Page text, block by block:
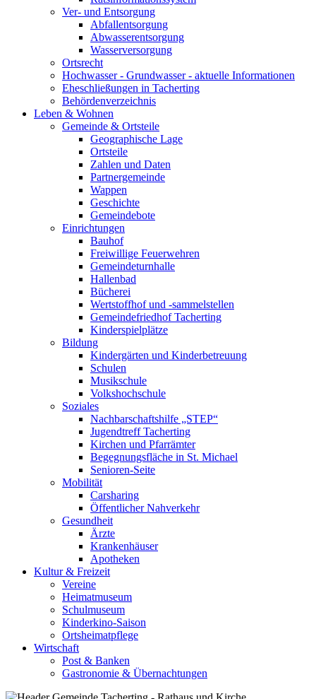
Ver- und Entsorgung
Abfallentsorgung
Abwasserentsorgung
Wasserversorgung
Ortsrecht
Hochwasser - Grundwasser - aktuelle Informationen
Eheschließungen in Tacherting
Behördenverzeichnis
Leben & Wohnen
Gemeinde & Ortsteile
Geographische Lage
Ortsteile
Zahlen und Daten
Partnergemeinde
Wappen
Geschichte
Gemeindebote
Einrichtungen
Bauhof
Freiwillige Feuerwehren
Gemeindeturnhalle
Hallenbad
Bücherei
Wertstoffhof und -sammelstellen
Gemeindefriedhof Tacherting
Kinderspielplätze
Bildung
Kindergärten und Kinderbetreuung
Schulen
Musikschule
Volkshochschule
Soziales
Nachbarschaftshilfe „STEP“
Jugendtreff Tacherting
Kirchen und Pfarrämter
Begegnungsfläche in St. Michael
Senioren-Seite
Mobilität
Carsharing
Öffentlicher Nahverkehr
Gesundheit
Ärzte
Krankenhäuser
Apotheken
Kultur & Freizeit
Vereine
Heimatmuseum
Schulmuseum
Kinderkino-Saison
Ortsheimatpflege
Wirtschaft
Post & Banken
Gastronomie & Übernachtungen